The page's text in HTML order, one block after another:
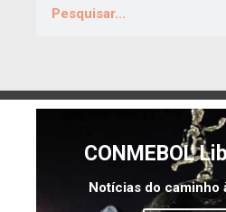
CONMEBOL
Notícias do caminho